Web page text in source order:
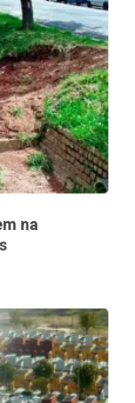
na